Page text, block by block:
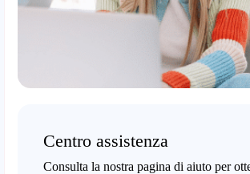
Centro assistenza
Consulta la nostra pagina di aiuto per